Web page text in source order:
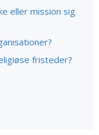
eller mission sig
fristeder?